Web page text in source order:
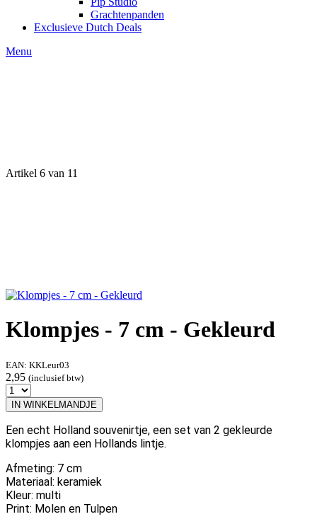
Grachtenpanden
Exclusieve Dutch Deals
Menu
Artikel 6 van 11
Klompjes - 7 cm - Gekleurd
EAN: KKLeur03
2,95 (inclusief btw)
IN WINKELMANDJE
Een echt Holland souvenirtje, een set van 2 gekleurde
klompjes aan een Hollands lintje.
Afmeting: 7 cm
Materiaal: keramiek
Kleur: multi
Print: Molen en Tulpen